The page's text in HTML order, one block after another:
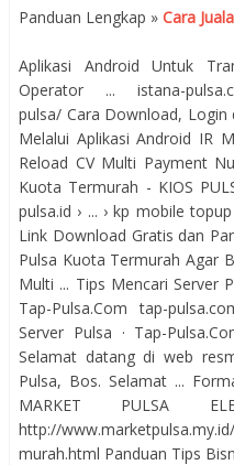
Panduan Lengkap » Cara
Aplikasi Android Untuk
Operator ... istana-
pulsa/ Cara Download, Login
Melalui Aplikasi Android IR
Reload CV Multi Payment
Kuota Termurah - KIOS
pulsa.id › ... › kp mobile
Link Download Gratis dan
Pulsa Kuota Termurah Agar
Multi ... Tips Mencari Server
Tap-Pulsa.Com tap-
Server Pulsa · Tap-
Selamat datang di web
Pulsa, Bos. Selamat ...
MARKET PULSA
http://
murah.html Panduan Tips